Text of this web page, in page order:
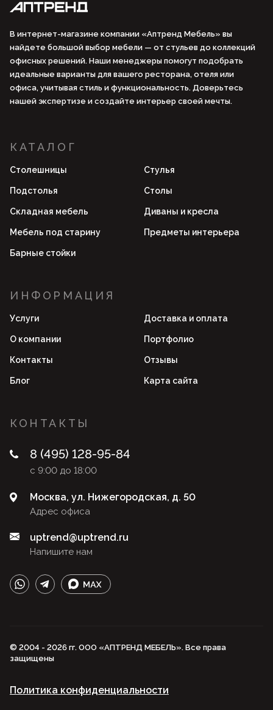
В интернет-магазине компании «Аптренд Мебель» вы
найдете большой выбор мебели — от стульев до коллекций
офисных решений. Наши менеджеры помогут подобрать
идеальные варианты для вашего ресторана, отеля или
офиса, учитывая стиль и функциональность. Доверьтесь
нашей экспертизе и создайте интерьер своей мечты.
КАТАЛОГ
Столешницы Стулья
Подстолья Столы
Складная мебель Диваны и кресла
Мебель под старину Предметы интерьера
Барные стойки
ИНФОРМАЦИЯ
Услуги Доставка и оплата
О компании Портфолио
Контакты Отзывы
Блог Карта сайта
КОНТАКТЫ
8 (495) 128-95-84
с 9:00 до 18:00
Адрес офиса
Москва, ул. Нижегородская, д. 50
Напишите нам
uptrend@uptrend.ru
© 2004 - 2026 гг. ООО «АПТРЕНД МЕБЕЛЬ». Все права
защищены
Политика конфиденциальности